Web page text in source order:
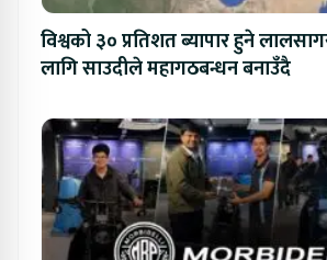
विश्वको ३० प्रतिशत ब्यापार हुने
लागि साउदीले महागठबन्धन बनाउँदै